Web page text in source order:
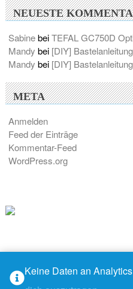
NEUESTE
SabinebeiTEFAL GC750D
Mandy bei [DIY]
Mandy bei [DIY]
META
Anmelden
Feed der Einträge
Kommentar-Feed
WordPress.org
© 2026 - M@ndys Blogwelt
Keine Daten an